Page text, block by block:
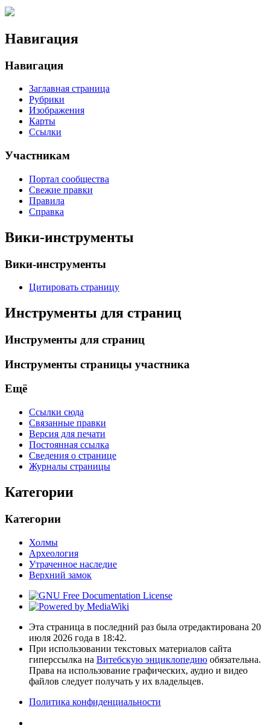
Навигация
Навигация
Заглавная страница
Рубрики
Изображения
Карты
Ссылки
Участникам
Портал сообщества
Свежие правки
Правила
Справка
Вики-инструменты
Вики-инструменты
Цитировать страницу
Инструменты для страниц
Инструменты для страниц
Инструменты страницы участника
Ещё
Ссылки сюда
Связанные правки
Версия для печати
Постоянная ссылка
Сведения о странице
Журналы страницы
Категории
Категории
Холмы
Археология
Утраченное наследие
Верхний замок
Эта страница в последний раз была отредактирована 20
июля 2026 года в 18:42.
При использовании текстовых материалов сайта
гиперссылка на Витебскую энциклопедию обязательна.
Права на использование графических, аудио и видео
файлов следует получать у их владельцев.
Политика конфиденциальности